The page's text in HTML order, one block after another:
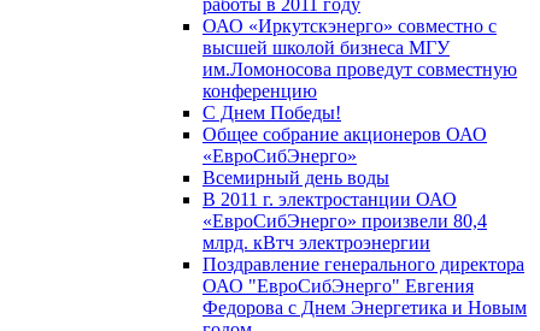
работы в 2011 году
ОАО «Иркутскэнерго» совместно с
высшей школой бизнеса МГУ
им.Ломоносова проведут совместную
конференцию
С Днем Победы!
Общее собрание акционеров ОАО
«ЕвроСибЭнерго»
Всемирный день воды
В 2011 г. электростанции ОАО
«ЕвроСибЭнерго» произвели 80,4
млрд. кВтч электроэнергии
Поздравление генерального директора
ОАО "ЕвроСибЭнерго" Евгения
Федорова с Днем Энергетика и Новым